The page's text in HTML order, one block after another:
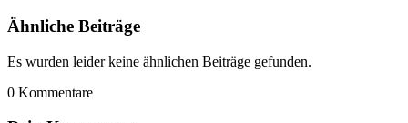
Ähnliche Beiträge
Es wurden leider keine ähnlichen Beiträge gefunden.
0 Kommentare